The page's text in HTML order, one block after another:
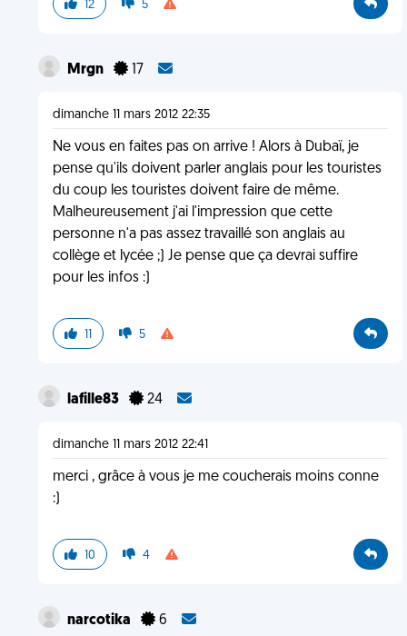
12 5
Mrgn 17
dimanche 11 mars 2012 22:35
Ne vous en faites pas on arrive ! Alors à Dubaï, je
pense qu'ils doivent parler anglais pour les touristes
du coup les touristes doivent faire de même.
Malheureusement j'ai l'impression que cette
personne n'a pas assez travaillé son anglais au
collège et lycée ;) Je pense que ça devrai suffire
pour les infos :)
11 5
lafille83 24
dimanche 11 mars 2012 22:41
merci , grâce à vous je me coucherais moins conne
:)
10 4
narcotika 6